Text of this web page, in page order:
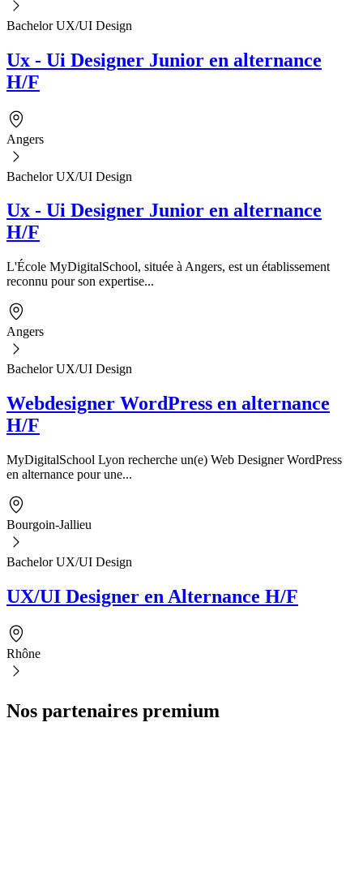
Bachelor UX/UI Design
Ux - Ui Designer Junior en alternance
H/F
Angers
Bachelor UX/UI Design
Ux - Ui Designer Junior en alternance
H/F
L'École MyDigitalSchool, située à Angers, est un établissement
reconnu pour son expertise...
Angers
Bachelor UX/UI Design
Webdesigner WordPress en alternance
H/F
MyDigitalSchool Lyon recherche un(e) Web Designer WordPress
en alternance pour une...
Bourgoin-Jallieu
Bachelor UX/UI Design
UX/UI Designer en Alternance H/F
Rhône
Nos partenaires premium